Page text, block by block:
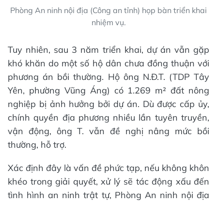
Phòng An ninh nội địa (Công an tỉnh) họp bàn triển khai
nhiệm vụ.
Tuy nhiên, sau 3 năm triển khai, dự án vẫn gặp
khó khăn do một số hộ dân chưa đồng thuận với
phương án bồi thường. Hộ ông N.Đ.T. (TDP Tây
Yên, phường Vũng Áng) có 1.269 m² đất nông
nghiệp bị ảnh hưởng bởi dự án. Dù được cấp ủy,
chính quyền địa phương nhiều lần tuyên truyền,
vận động, ông T. vẫn đề nghị nâng mức bồi
thường, hỗ trợ.
Xác định đây là vấn đề phức tạp, nếu không khôn
khéo trong giải quyết, xử lý sẽ tác động xấu đến
tình hình an ninh trật tự, Phòng An ninh nội địa